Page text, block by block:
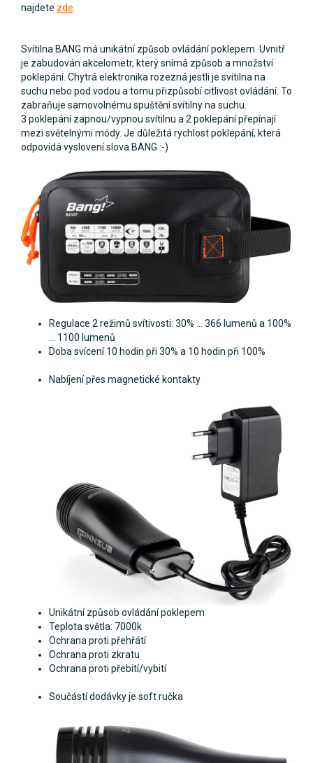
najdete zde
Svítilna BANG má unikátní způsob ovládání poklepem. Uvnitř
je zabudován akcelometr, který snímá způsob a množství
poklepání. Chytrá elektronika rozezná jestli je svítilna na
suchu nebo pod vodou a tomu přizpůsobí citlivost ovládání. To
zabraňuje samovolnému spuštění svítilny na suchu.
3 poklepání zapnou/vypnou svítilnu a 2 poklepání přepínají
mezi světelnými módy. Je důležitá rychlost poklepání, která
odpovídá vyslovení slova BANG :-)
Regulace 2 režimů svítivosti: 30% ... 366 lumenů a 100%
... 1100 lumenů
Doba svícení 10 hodin při 30% a 10 hodin při 100%
Nabíjení přes magnetické kontakty
Unikátní způsob ovládání poklepem
Teplota světla: 7000k
Ochrana proti přehřátí
Ochrana proti zkratu
Ochrana proti přebití/vybití
Součástí dodávky je soft ručka